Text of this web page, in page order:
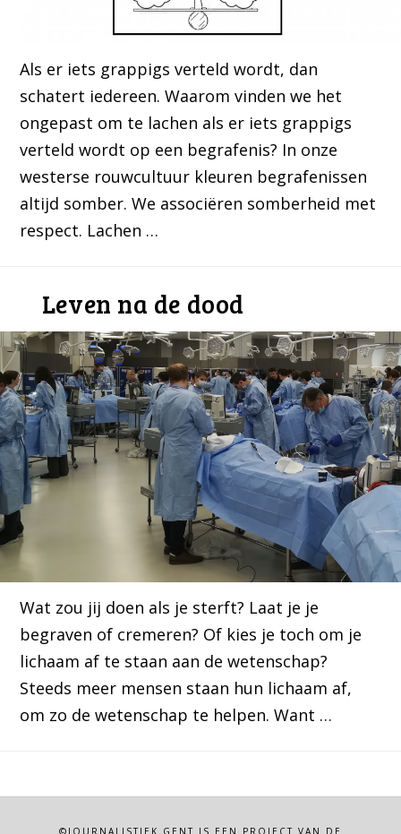
Als er iets grappigs verteld wordt, dan
schatert iedereen. Waarom vinden we het
ongepast om te lachen als er iets grappigs
verteld wordt op een begrafenis? In onze
westerse rouwcultuur kleuren begrafenissen
altijd somber. We associëren somberheid met
respect. Lachen …
Leven na de dood
Wat zou jij doen als je sterft? Laat je je
begraven of cremeren? Of kies je toch om je
lichaam af te staan aan de wetenschap?
Steeds meer mensen staan hun lichaam af,
om zo de wetenschap te helpen. Want …
©JOURNALISTIEK.GENT IS EEN PROJECT VAN DE